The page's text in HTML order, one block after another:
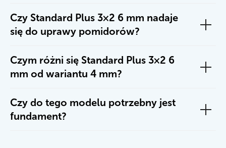
Czy Standard Plus 3×2 6 mm nadaje
się do uprawy pomidorów?
Czym różni się Standard Plus 3×2 6
mm od wariantu 4 mm?
Czy do tego modelu potrzebny jest
fundament?